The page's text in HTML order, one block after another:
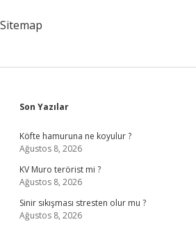
Sitemap
Sidebar
Son Yazılar
Köfte hamuruna ne koyulur ?
Ağustos 8, 2026
KV Muro terörist mi ?
Ağustos 8, 2026
Sinir sıkışması stresten olur mu ?
Ağustos 8, 2026